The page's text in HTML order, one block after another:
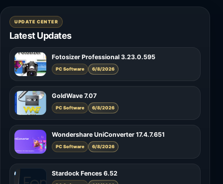
UPDATE CENTER
Latest Updates
Fotosizer Professional 3.23.0.595
PC Software 6/8/2026
GoldWave 7.07
PC Software 6/8/2026
Wondershare UniConverter 17.4.7.651
PC Software 6/8/2026
Stardock Fences 6.52